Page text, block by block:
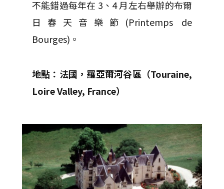
不能錯過每年在 3、4 月左右舉辦的布爾
日春天音樂節(Printemps de
Bourges)。
地點：法國，羅亞爾河谷區（Touraine,
Loire Valley, France）